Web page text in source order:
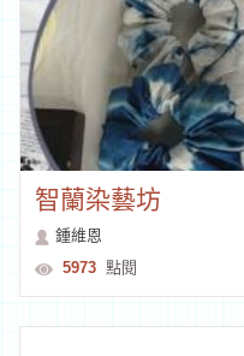
智蘭染藝坊
鍾維恩
5973 點閱